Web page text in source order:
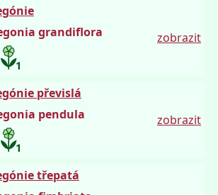
grandiflora
zobrazit
převislá
pendula
zobrazit
třepatá